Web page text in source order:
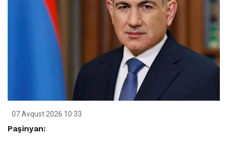
07 Avqust 2026 10:33
Paşinyan: